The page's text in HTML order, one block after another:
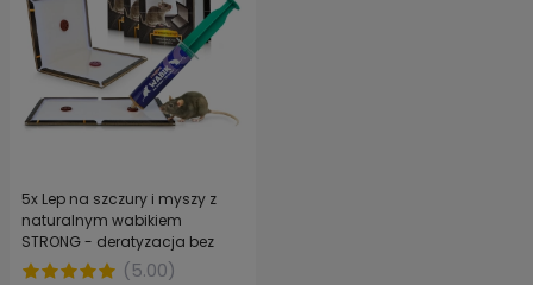
5x Lep na szczury i myszy z
naturalnym wabikiem
STRONG - deratyzacja bez
chemicznych trutek
(5.00)